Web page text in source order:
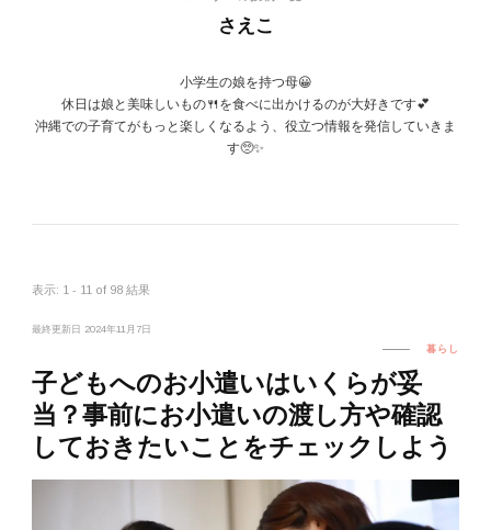
さえこ
小学生の娘を持つ母😀
休日は娘と美味しいもの🍴を食べに出かけるのが大好きです💕
沖縄での子育てがもっと楽しくなるよう、役立つ情報を発信していきま
す🥺✨
表示: 1 - 11 of 98 結果
最終更新日 2024年11月7日
暮らし
子どもへのお小遣いはいくらが妥
当？事前にお小遣いの渡し方や確認
しておきたいことをチェックしよう